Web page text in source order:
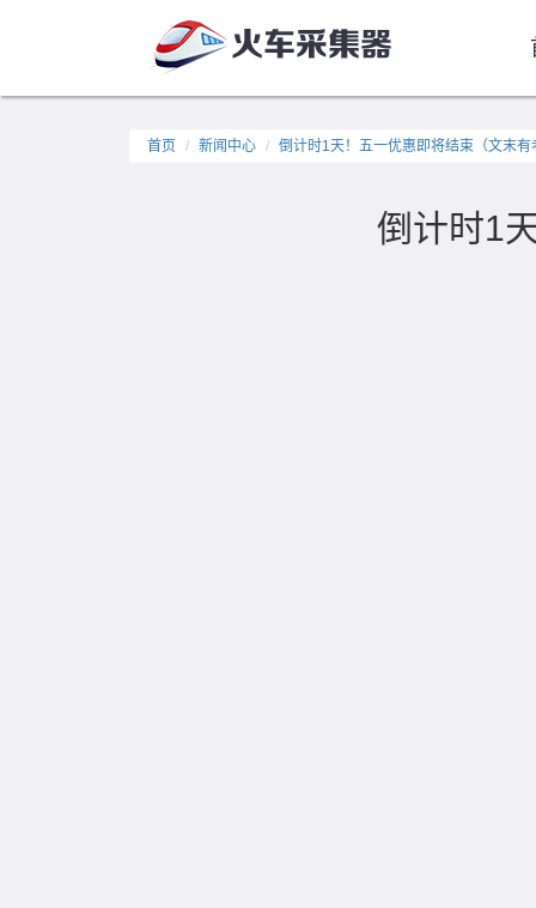
首页 新闻中心 倒计时1天！五一优惠即将结束（文末有
倒计时1